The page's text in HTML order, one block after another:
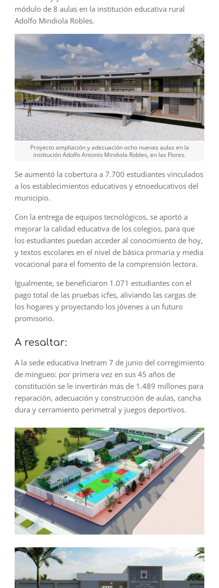
módulo de 8 aulas en la institución educativa rural
Adolfo Mindiola Robles.
Proyecto ampliación y adecuación ocho nuevas aulas en la
institución Adolfo Antonio Mindiola Robles, en las Flores.
Se aumentó la cobertura a 7.700 estudiantes vinculados
a los establecimientos educativos y etnoeducativos del
municipio.
Con la entrega de equipos tecnológicos, se aportó a
mejorar la calidad educativa de los colegios, para que
los estudiantes puedan acceder al conocimiento de hoy,
y textos escolares en el nivel de básica primaria y media
vocacional para el fomento de la comprensión lectora.
Igualmente, se beneficiaron 1.071 estudiantes con el
pago total de las pruebas icfes, aliviando las cargas de
los hogares y proyectando los jóvenes a un futuro
promisorio.
A resaltar:
A la sede educativa Inetram 7 de junio del corregimiento
de mingueo: por primera vez en sus 45 años de
constitución se le invertirán más de 1.489 millones para
reparación, adecuación y construcción de aulas, cancha
dura y cerramiento perimetral y juegos deportivos.